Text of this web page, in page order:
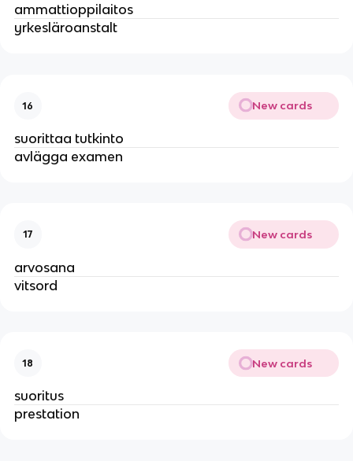
ammattioppilaitos
yrkesläroanstalt
16 New cards
suorittaa tutkinto
avlägga examen
17 New cards
arvosana
vitsord
18 New cards
suoritus
prestation